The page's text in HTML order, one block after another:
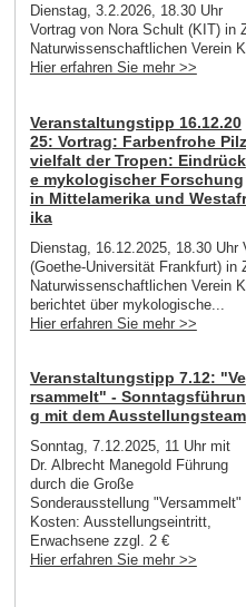
Dienstag, 3.2.2026, 18.30 Uhr
Vortrag von Nora Schult (KIT) in
Naturwissenschaftlichen Verein
Hier erfahren Sie mehr >>
Veranstaltungstipp 16.12.20
25: Vortrag: Farbenfrohe Pilz
vielfalt der Tropen: Eindrück
e mykologischer Forschung
in Mittelamerika und Westafr
ika
Dienstag, 16.12.2025, 18.30 Uhr
(Goethe-Universität Frankfurt) in
Naturwissenschaftlichen Verein
berichtet über mykologische...
Hier erfahren Sie mehr >>
Veranstaltungstipp 7.12: "Ve
rsammelt" - Sonntagsführun
g mit dem Ausstellungsteam
Sonntag, 7.12.2025, 11 Uhr mit
Dr. Albrecht Manegold Führung
durch die Große
Sonderausstellung "Versammelt"
Kosten: Ausstellungseintritt,
Erwachsene zzgl. 2 €
Hier erfahren Sie mehr >>